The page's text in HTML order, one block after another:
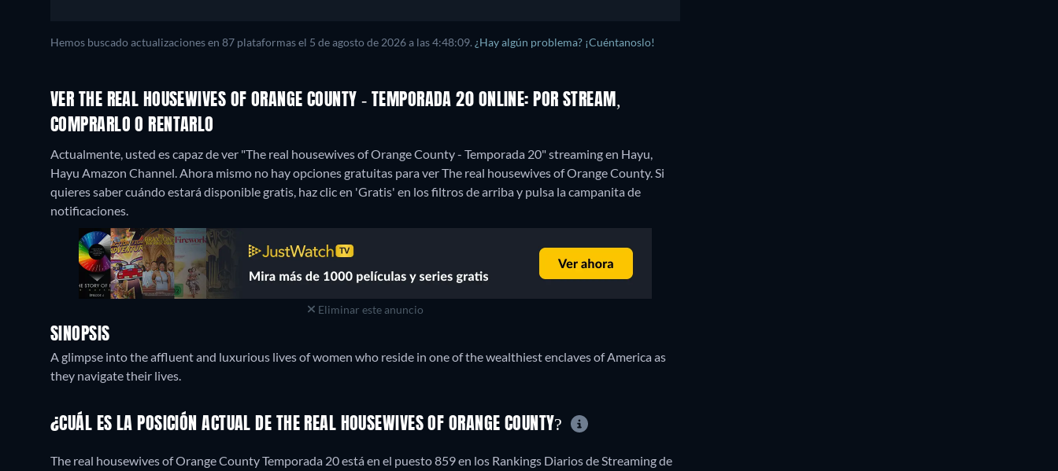
Hemos buscado actualizaciones en 87 plataformas el 5 de agosto de 2026 a las 4:48:09. ¿Hay algún problema? ¡Cuéntanoslo!
VER THE REAL HOUSEWIVES OF ORANGE COUNTY - TEMPORADA 20 ONLINE: POR STREAM,
COMPRARLO O RENTARLO
Actualmente, usted es capaz de ver "The real housewives of Orange County - Temporada 20" streaming en Hayu,
Hayu Amazon Channel. Ahora mismo no hay opciones gratuitas para ver The real housewives of Orange County. Si
quieres saber cuándo estará disponible gratis, haz clic en 'Gratis' en los filtros de arriba y pulsa la campanita de
notificaciones.
Eliminar este anuncio
SINOPSIS
A glimpse into the affluent and luxurious lives of women who reside in one of the wealthiest enclaves of America as
they navigate their lives.
¿CUÁL ES LA POSICIÓN ACTUAL DE THE REAL HOUSEWIVES OF ORANGE COUNTY?
The real housewives of Orange County Temporada 20 está en el puesto 859 en los Rankings Diarios de Streaming de